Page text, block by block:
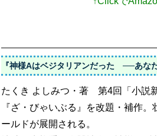
『神様Aはベジタリアンだった ──あな
たくき よしみつ・著 第4回「小説
『ざ・びゃいぶる』を改題・補作
ールドが展開される。